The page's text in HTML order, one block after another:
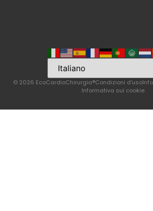
© 2026 EcoCardioChirurgia®Condizioni d'uso
Informativa sui cookie